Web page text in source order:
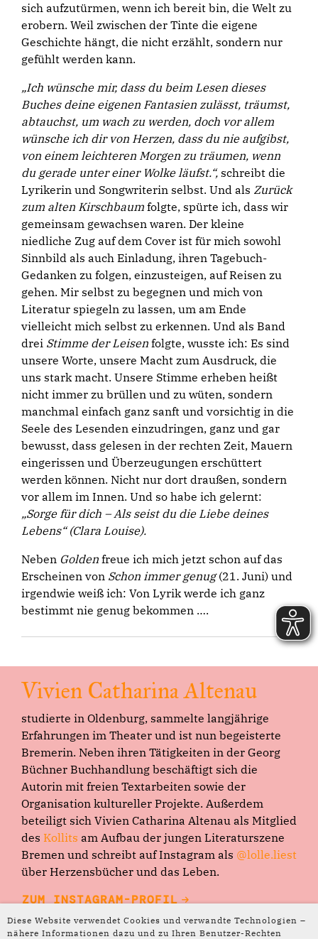
Diese Website verwendet Cookies und verwandte Technologien –
nähere Informationen dazu und zu Ihren Benutzer-Rechten
sich aufzutürmen, wenn ich bereit bin, die Welt zu
erobern. Weil zwischen der Tinte die eigene
Geschichte hängt, die nicht erzählt, sondern nur
gefühlt werden kann.
„Ich wünsche mir, dass du beim Lesen dieses
Buches deine eigenen Fantasien zulässt, träumst,
abtauchst, um wach zu werden, doch vor allem
wünsche ich dir von Herzen, dass du nie aufgibst,
von einem leichteren Morgen zu träumen, wenn
du gerade unter einer Wolke läufst.“, schreibt die
Lyrikerin und Songwriterin selbst. Und als Zurück
zum alten Kirschbaum folgte, spürte ich, dass wir
gemeinsam gewachsen waren. Der kleine
niedliche Zug auf dem Cover ist für mich sowohl
Sinnbild als auch Einladung, ihren Tagebuch-
Gedanken zu folgen, einzusteigen, auf Reisen zu
gehen. Mir selbst zu begegnen und mich von
Literatur spiegeln zu lassen, um am Ende
vielleicht mich selbst zu erkennen. Und als Band
drei Stimme der Leisen folgte, wusste ich: Es sind
unsere Worte, unsere Macht zum Ausdruck, die
uns stark macht. Unsere Stimme erheben heißt
nicht immer zu brüllen und zu wüten, sondern
manchmal einfach ganz sanft und vorsichtig in die
Seele des Lesenden einzudringen, ganz und gar
bewusst, dass gelesen in der rechten Zeit, Mauern
eingerissen und Überzeugungen erschüttert
werden können. Nicht nur dort draußen, sondern
vor allem im Innen. Und so habe ich gelernt:
„Sorge für dich – Als seist du die Liebe deines
Lebens“ (Clara Louise).
Neben Golden freue ich mich jetzt schon auf das
Erscheinen von Schon immer genug(21. Juni) und
irgendwie weiß ich: Von Lyrik werde ich ganz
bestimmt nie genug bekommen ….
Vivien Catharina Altenau
studierte in Oldenburg, sammelte langjährige
Erfahrungen im Theater und ist nun begeisterte
Bremerin. Neben ihren Tätigkeiten in der Georg
Büchner Buchhandlung beschäftigt sich die
Autorin mit freien Textarbeiten sowie der
Organisation kultureller Projekte. Außerdem
beteiligt sich Vivien Catharina Altenau als Mitglied
des Kollits am Aufbau der jungen Literaturszene
Bremen und schreibt auf Instagram als @lolle.liest
über Herzensbücher und das Leben.
ZUM INSTAGRAM-PROFIL
ZU WASSER IST
von Vivien Catharina